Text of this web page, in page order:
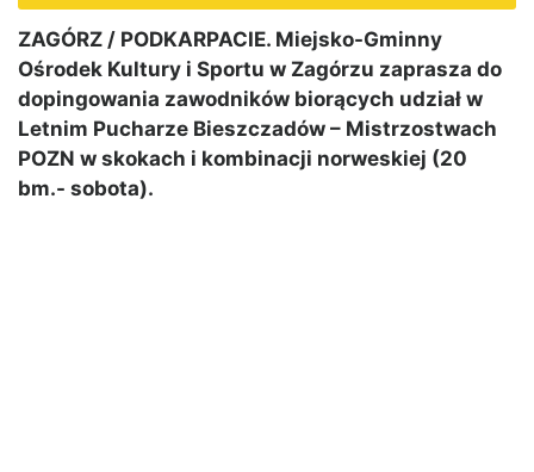
ZAGÓRZ / PODKARPACIE. Miejsko-Gminny
Ośrodek Kultury i Sportu w Zagórzu zaprasza do
dopingowania zawodników biorących udział w
Letnim Pucharze Bieszczadów – Mistrzostwach
POZN w skokach i kombinacji norweskiej (20
bm.- sobota).